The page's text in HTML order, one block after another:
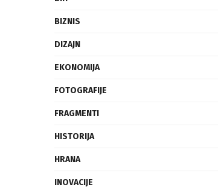
DIZAJN
EKONOMIJA
FOTOGRAFIJE
FRAGMENTI
HISTORIJA
HRANA
INOVACIJE
LJEPOTA
MAJSTORI